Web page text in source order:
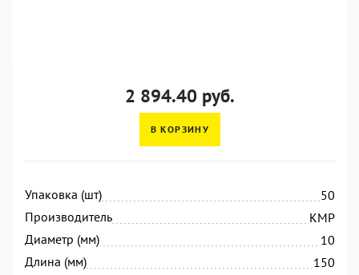
2 894.40 руб.
В КОРЗИНУ
Упаковка (шт)
50
Производитель
KMP
Диаметр (мм)
10
Длина (мм)
150